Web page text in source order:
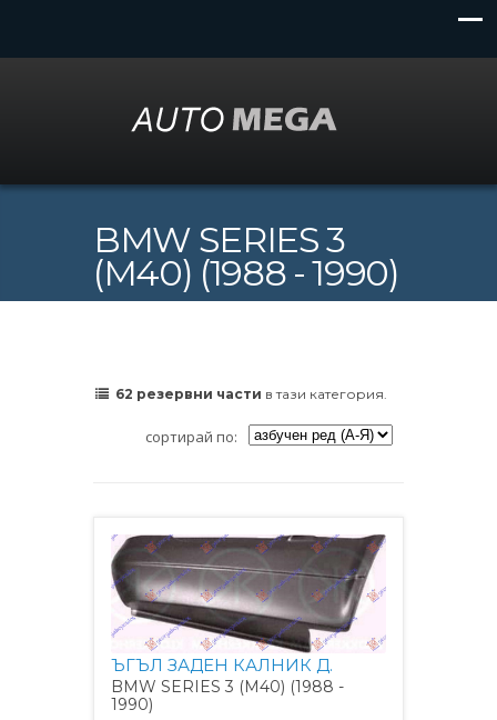
BMW SERIES 3
(M40) (1988 - 1990)
62 резервни части в тази категория.
сортирай по:
ЪГЪЛ ЗАДЕН КАЛНИК Д.
BMW SERIES 3 (M40) (1988 -
1990)